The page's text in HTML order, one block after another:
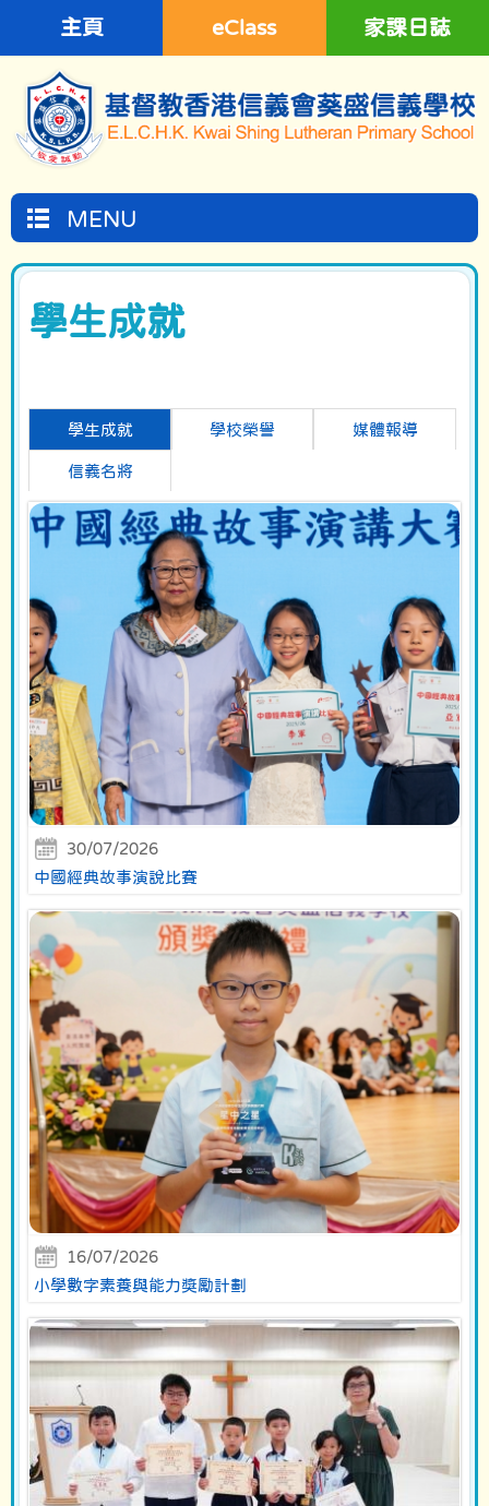
主頁 eClass 家課日誌
MENU
學生成就
學生成就 學校榮譽 媒體報導
信義名將
30/07/2026
中國經典故事演說比賽
16/07/2026
小學數字素養與能力獎勵計劃